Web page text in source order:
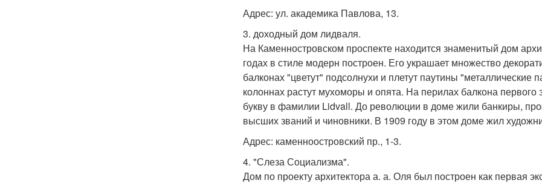
Адрес: ул. академика Павлова, 13.
3. доходный дом лидваля.
На Каменностровском проспекте находится знаменитый дом
годах в стиле модерн построен. Его украшает множество
балконах "цветут" подсолнухи и плетут паутины "металлические
колоннах растут мухоморы и опята. На перилах балкона
букву в фамилии Lidvall. До революции в доме жили банкиры,
высших званий и чиновники. В 1909 году в этом доме жил
Адрес: каменноостровский пр., 1-3.
4. "Слеза Социализма".
Дом по проекту архитектора а. а. Оля был построен как первая